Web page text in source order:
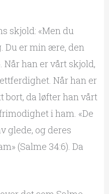
skjold: «Men du
Du er min ære, den
Når han er vårt skjold,
Når han er
da løfter han vårt
i ham. «De
glede, og deres
(Salme 34:6). Da